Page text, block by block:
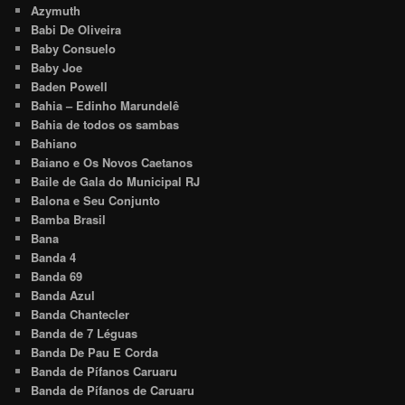
Azymuth
Babi De Oliveira
Baby Consuelo
Baby Joe
Baden Powell
Bahia – Edinho Marundelê
Bahia de todos os sambas
Bahiano
Baiano e Os Novos Caetanos
Baile de Gala do Municipal RJ
Balona e Seu Conjunto
Bamba Brasil
Bana
Banda 4
Banda 69
Banda Azul
Banda Chantecler
Banda de 7 Léguas
Banda De Pau E Corda
Banda de Pífanos Caruaru
Banda de Pífanos de Caruaru